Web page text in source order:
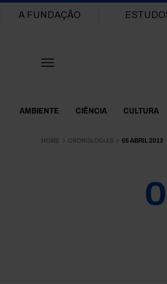
Main navigation
A FUNDAÇÃO
Themes Menu
AMBIENTE CIÊNCIA CULTURA
HOME CRONOLOGIAS 05 ABRIL 2012